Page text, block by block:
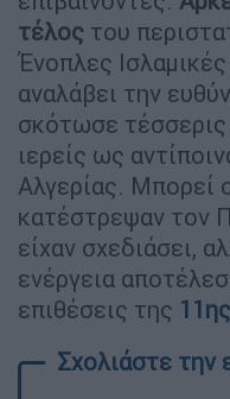
τέλος του
Ένοπλες
αναλάβει την
σκότωσε
ιερείς ως
Αλγερίας. Μπορεί
κατέστρεψαν τον
είχαν σχεδιάσει,
ενέργεια
επιθέσεις της